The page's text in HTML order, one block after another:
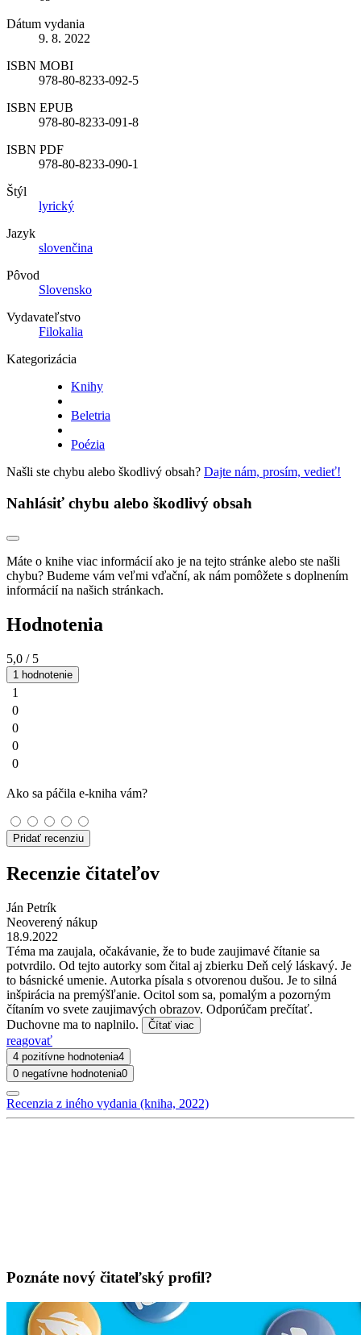
Dátum vydania
9. 8. 2022
ISBN MOBI
978-80-8233-092-5
ISBN EPUB
978-80-8233-091-8
ISBN PDF
978-80-8233-090-1
Štýl
lyrický
Jazyk
slovenčina
Pôvod
Slovensko
Vydavateľstvo
Filokalia
Kategorizácia
Knihy
Beletria
Poézia
Našli ste chybu alebo škodlivý obsah? Dajte nám, prosím, vedieť!
Nahlásiť chybu alebo škodlivý obsah
Máte o knihe viac informácií ako je na tejto stránke alebo ste našli
chybu? Budeme vám veľmi vďační, ak nám pomôžete s doplnením
informácií na našich stránkach.
Hodnotenia
5,0 / 5
1 hodnotenie
1
0
0
0
0
Ako sa páčila e-kniha vám?
Pridať recenziu
Recenzie čitateľov
Ján Petrík
Neoverený nákup
18.9.2022
Téma ma zaujala, očakávanie, že to bude zaujimavé čítanie sa
potvrdilo. Od tejto autorky som čital aj zbierku Deň celý láskavý. Je
to básnické umenie. Autorka písala s otvorenou dušou. Je to silná
inšpirácia na premýšľanie. Ocitol som sa, pomalým a pozorným
čítaním vo svete zaujimavých obrazov. Odporúčam prečítať.
Duchovne ma to naplnilo.
Čítať viac
reagovať
4 pozitívne hodnotenia4
0 negatívne hodnotenia0
Recenzia z iného vydania (kniha, 2022)
Poznáte nový čitateľský profil?